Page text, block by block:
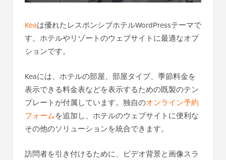
Keaは優れたレスポンシブホテルWordPressテーマで
す。ホテルやリゾートのウェブサイトに最適なオプ
ションです。
Keaには、ホテルの部屋、部屋タイプ、季節料金を
表示できる料金表などを表示するための既製のテン
プレートが付属しています。独自のオンライン予約
フォームを追加し、ホテルのウェブサイトに便利な
その他のソリューションを統合できます。
訪問者を引き付けるために、ビデオ背景と画像スラ